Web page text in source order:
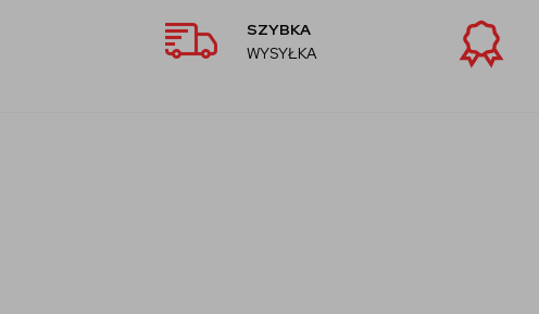
SZYBKA
WYSYŁKA